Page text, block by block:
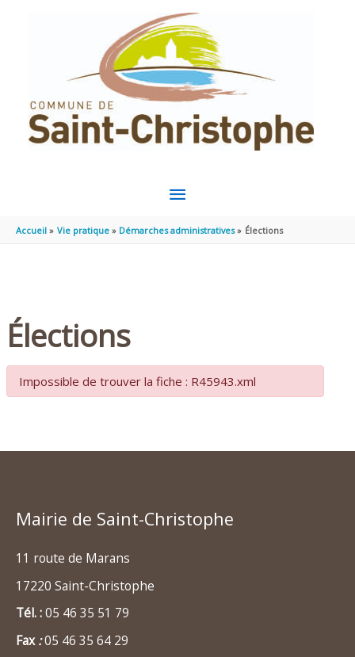
MENU
PRINCIPAL
Accueil Vie pratique Démarches administratives Élections
Élections
Impossible de trouver la fiche : R45943.xml
Mairie de Saint-Christophe
11 route de Marans
17220 Saint-Christophe
Tél. :05 46 35 51 79
Fax:05 46 35 64 29